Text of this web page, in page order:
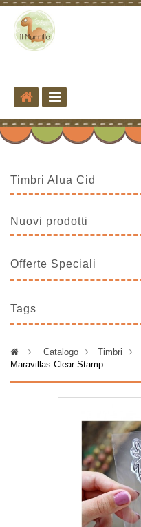
Timbri Alua Cid
Nuovi prodotti
Offerte Speciali
Tags
> Catalogo > Timbri >
Maravillas Clear Stamp